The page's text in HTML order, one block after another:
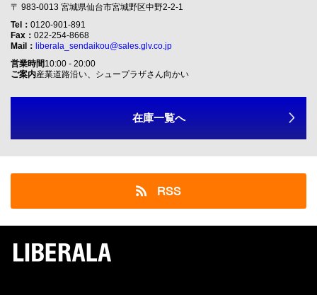
〒 983-0013 宮城県仙台市宮城野区中野2-2-1
Tel： 0120-901-891
Fax： 022-254-8668
Mail： liberala_sendaikou@sales.glv.co.jp
営業時間10:00 - 20:00
ご案内産業道路沿い、シュープラザさん向かい
在庫一覧へ
RSS